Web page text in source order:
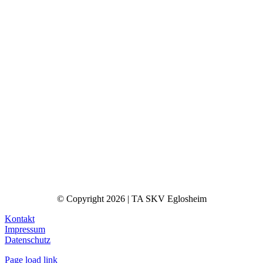
© Copyright 2026 | TA SKV Eglosheim
Kontakt
Impressum
Datenschutz
Page load link